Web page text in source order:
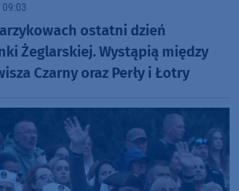
ostatni dzień
Żeglarskiej. Wystąpią między
Czarny oraz Perły i Łotry